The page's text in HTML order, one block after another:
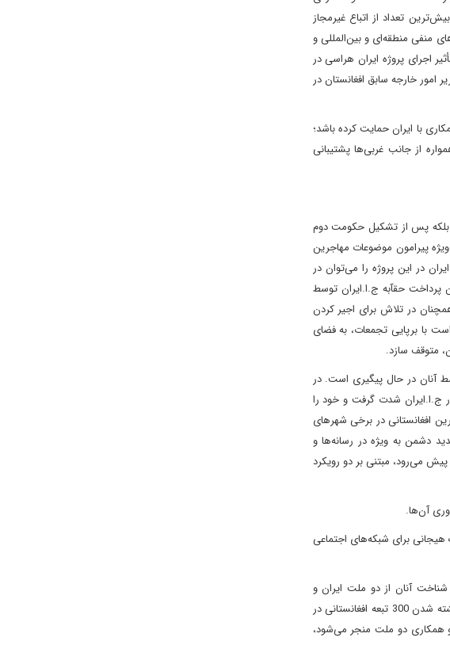
تعداد از اتباع غیرمجاز
منفی منطقه‌ای و بین‌المللی و
اجرای پروژه ایران هراسی در
خارجه سابق افغانستان در
با ایران حمایت کرده باشد؛
از جانب غربی‌ها پشتیبانی
نه‌تنها متوقف نشد، بلکه پس از تشکیل حکومت دوم
پیرامون موضوعات مهاجرین
در این پروژه را می‌توان در
پرداخت حقآبه ج.ا.ایران توسط
در تلاش برای اﺟﯿﺮ ﮐﺮدن
ﺑﺎ ﺑﺮﭘﺎﯾﯽ ﺗﺠﻤﻌﺎت، ﺑﻪ ﻓﻀﺎی
متوقف سازد.
آنان در حال پیگیری است. در
به ج.ا.ایران در سال 1400، پروژه افغان هراسی در ج.ا.ایران شدت گرفت و خود را
افغانستانی در برخی شهرهای
دشمن به ویژه در رسانه‌ها و
می‌رود، مبتنی بر دو رویکرد
هیجانی برای شبکه‌های اجتماعی
آنان از دو ملت ایران و
افغانستان پررنگ است. این جریان‌ها در تلاش هستند با تحقق گام‌به‌گام این پروژه‌ها نظیر اقدام اخیر آنان در انتشار خبر کذب کشته شدن 300 تبعه افغانستانی در
و همکاری دو ملت منجر می‌شود،